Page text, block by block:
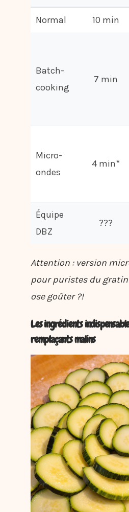
Normal 10 min
Batch-
cooking
7 min
Micro-
ondes
4 min*
Équipe
DBZ
???
Attention : version
pour puristes du gratin
ose goûter ?!
Les ingrédients
remplaçants malins